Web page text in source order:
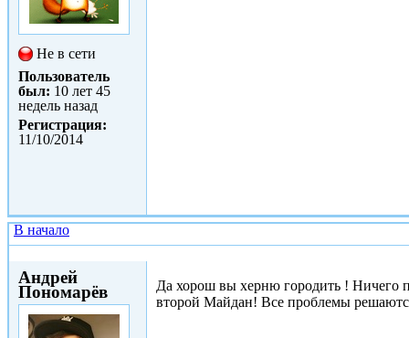
Не в сети
Пользователь
был: 10 лет 45
недель назад
Регистрация:
11/10/2014
В начало
Андрей
Пономарёв
Да хорош вы херню городить ! Ничего
второй Майдан! Все проблемы